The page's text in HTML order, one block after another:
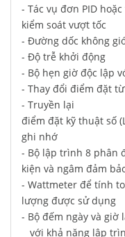
- Tác vụ đơn PID
kiểm soát vượt tốc
- Đường dốc không
- Độ trễ khởi động
- Bộ hẹn giờ độc lập
- Thay đổi điểm đặt
- Truyền lại
điểm đặt kỹ thuật số
ghi nhớ
- Bộ lập trình 8 phân
kiện và ngâm đảm
- Wattmeter để tính
lượng được sử dụng
- Bộ đếm ngày và giờ
với khả năng lập